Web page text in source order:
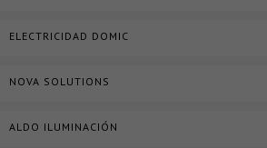
ELECTRICIDAD DOMIC
NOVA SOLUTIONS
ALDO ILUMINACIÓN